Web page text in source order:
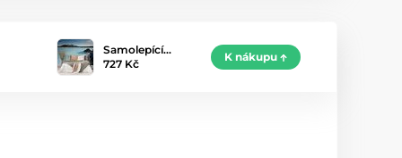
Samolepící…
727 Kč
K nákupu